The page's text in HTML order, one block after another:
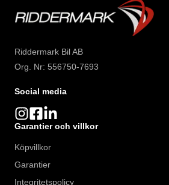
Riddermark Bil AB
Org. Nr: 556750-7693
Social media
Garantier och villkor
Köpvillkor
Garantier
Integritetspolicy